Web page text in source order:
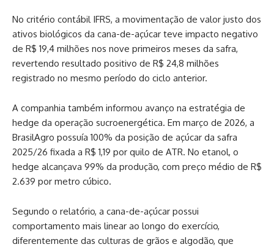
No critério contábil IFRS, a movimentação de valor justo dos
ativos biológicos da cana-de-açúcar teve impacto negativo
de R$ 19,4 milhões nos nove primeiros meses da safra,
revertendo resultado positivo de R$ 24,8 milhões
registrado no mesmo período do ciclo anterior.
A companhia também informou avanço na estratégia de
hedge da operação sucroenergética. Em março de 2026, a
BrasilAgro possuía 100% da posição de açúcar da safra
2025/26 fixada a R$ 1,19 por quilo de ATR. No etanol, o
hedge alcançava 99% da produção, com preço médio de R$
2.639 por metro cúbico.
Segundo o relatório, a cana-de-açúcar possui
comportamento mais linear ao longo do exercício,
diferentemente das culturas de grãos e algodão, que